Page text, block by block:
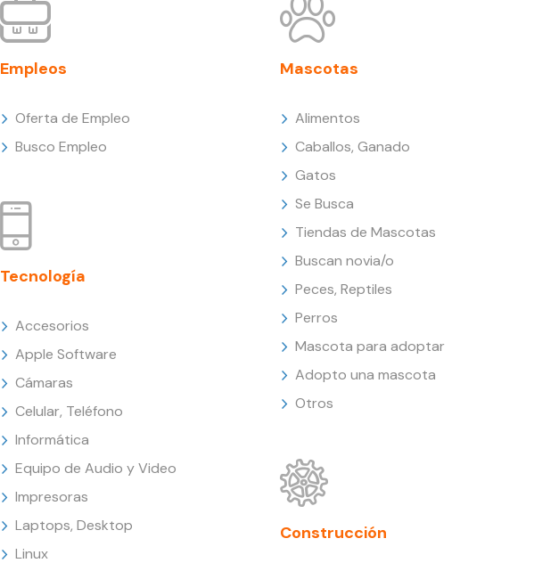
Empleos
Oferta de Empleo
Busco Empleo
Tecnología
Accesorios
Apple Software
Cámaras
Celular, Teléfono
Informática
Equipo de Audio y Video
Impresoras
Laptops, Desktop
Linux
Mascotas
Alimentos
Caballos, Ganado
Gatos
Se Busca
Tiendas de Mascotas
Buscan novia/o
Peces, Reptiles
Perros
Mascota para adoptar
Adopto una mascota
Otros
Construcción